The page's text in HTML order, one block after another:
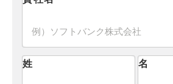
姓 名